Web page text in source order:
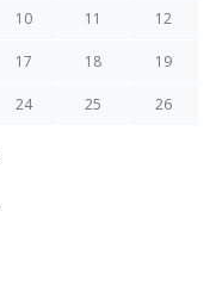
10 11 12
17 18 19
24 25 26